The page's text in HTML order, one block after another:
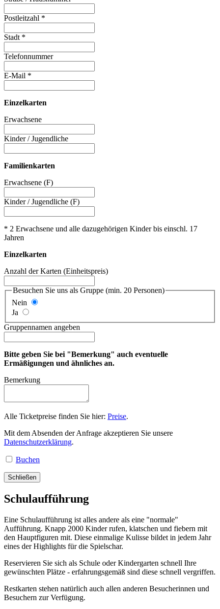
Postleitzahl *
Stadt *
Telefonnummer
E-Mail *
Einzelkarten
Erwachsene
Kinder / Jugendliche
Familienkarten
Erwachsene (F)
Kinder / Jugendliche (F)
* 2 Erwachsene und alle dazugehörigen Kinder bis einschl. 17
Jahren
Einzelkarten
Anzahl der Karten (Einheitspreis)
Besuchen Sie uns als Gruppe (min. 20 Personen)
Nein
Ja
Gruppennamen angeben
Bitte geben Sie bei "Bemerkung" auch eventuelle
Ermäßigungen und ähnliches an.
Bemerkung
Alle Ticketpreise finden Sie hier: Preise.
Mit dem Absenden der Anfrage akzeptieren Sie unsere
Datenschutzerklärung.
Buchen
Schließen
Schulaufführung
Eine Schulaufführung ist alles andere als eine "normale"
Aufführung. Knapp 2000 Kinder rufen, klatschen und fiebern mit
den Hauptfiguren mit. Diese einmalige Kulisse bildet in jedem Jahr
eines der Highlights für die Spielschar.
Reservieren Sie sich als Schule oder Kindergarten schnell Ihre
gewünschten Plätze - erfahrungsgemäß sind diese schnell vergriffen.
Restkarten stehen natürlich auch allen anderen Besucherinnen und
Besuchern zur Verfügung.